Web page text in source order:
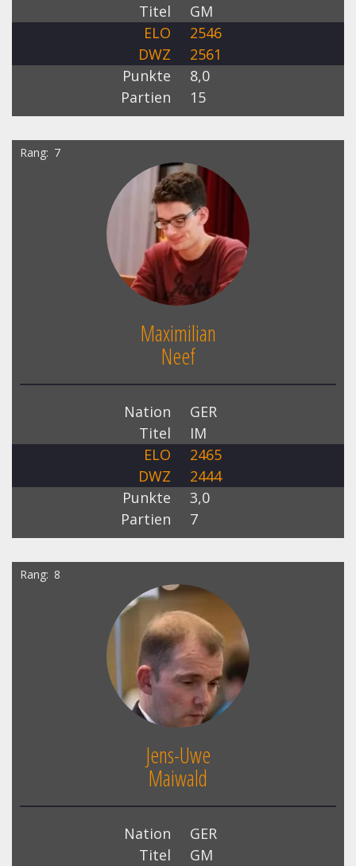
Titel
GM
ELO
2546
DWZ
2561
Punkte
8,0
Partien
15
Rang 7
Maximilian
Neef
Nation
GER
Titel
IM
ELO
2465
DWZ
2444
Punkte
3,0
Partien
7
Rang 8
Jens-Uwe
Maiwald
Nation
GER
Titel
GM